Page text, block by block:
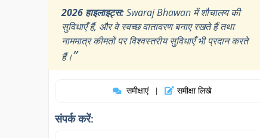
2026 हाइलाइट्स:Swaraj Bhawan में शौचालय की
सुविधाएँ हैं, और वे स्वच्छ वातावरण बनाए रखते हैं तथा
नाममात्र कीमतों पर विश्वस्तरीय सुविधाएँ भी प्रदान करते
हैं।”
समीक्षाएं | समीक्षा लिखे
संपर्क करें: